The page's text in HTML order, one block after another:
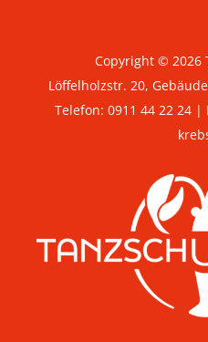
Copyright © 2026
Löffelholzstr. 20,
Telefon: 0911 44 22 24 |